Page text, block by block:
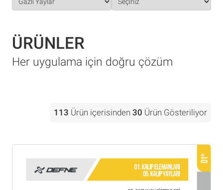
ÜRÜNLER
Her uygulama için doğru çözüm
113 Ürün içerisinden 30 Ürün Gösteriliyor